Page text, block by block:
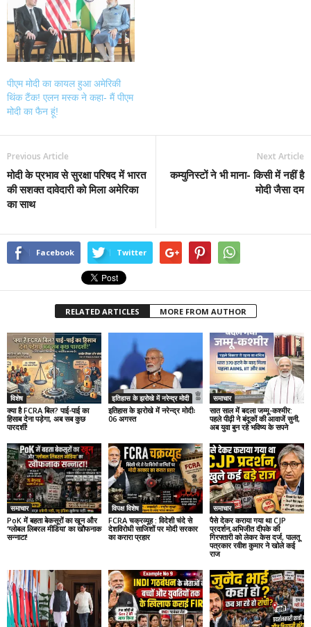
पीएम मोदी का कायल हुआ अमेरिकी
थिंक टैंक! एलन मस्क ने कहा- मैं पीएम
मोदी का फैन हूं!
Previous Article
मोदी के प्रभाव से सुरक्षा परिषद में भारत
की सशक्त दावेदारी को मिला अमेरिका
का साथ
Next Article
कम्युनिस्टों ने भी माना- किसी में नहीं है
मोदी जैसा दम
Facebook Twitter
RELATED ARTICLES MORE FROM AUTHOR
विशेष
क्या है FCRA बिल? पाई-पाई का
हिसाब देना पड़ेगा, अब सब कुछ
पारदर्शी!
इतिहास के झरोखे में नरेन्द्र मोदी
इतिहास के झरोखे में नरेन्द्र मोदीः
06 अगस्त
समाचार
सात साल में बदला जम्मू-कश्मीर:
पहले पीढ़ी ने बंदूकों की आवाजें सुनी,
अब युवा बुन रहे भविष्य के सपने
समाचार
PoK में बहता बेकसूरों का खून और
‘ग्लोबल लिबरल मीडिया’ का खौफनाक
सन्नाटा!
विपक्ष विशेष
FCRA चक्रव्यूह : विदेशी चंदे से
देशविरोधी साजिशों पर मोदी सरकार
का करारा प्रहार
समाचार
पैसे देकर कराया गया था CJP
प्रदर्शन,अभिजीत दीपके की
गिरफ्तारी को लेकर केस दर्ज, पालतू
पत्रकार रवीश कुमार ने खोले कई
राज